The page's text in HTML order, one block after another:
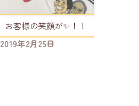
お客様の笑顔が✨！！
2019年2月25日